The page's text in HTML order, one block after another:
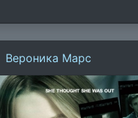
Вероника Марс